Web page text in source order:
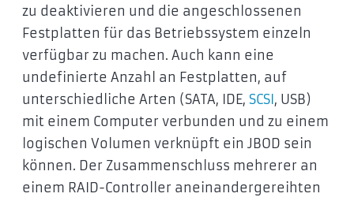
zu deaktivieren und die angeschlossenen
Festplatten für das Betriebssystem einzeln
verfügbar zu machen. Auch kann eine
undefinierte Anzahl an Festplatten, auf
unterschiedliche Arten (SATA, IDE, SCSI , USB)
mit einem Computer verbunden und zu einem
logischen Volumen verknüpft ein JBOD sein
können. Der Zusammenschluss mehrerer an
einem RAID-Controller aneinandergereihten